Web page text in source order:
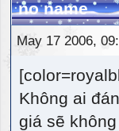
no name
May 17 2006,
Không ai
giá sẽ